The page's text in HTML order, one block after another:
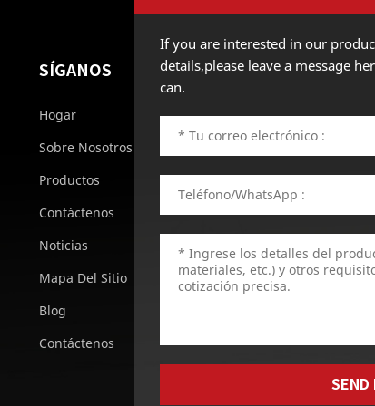
SÍGANOS
Hogar
Sobre Nosotros
Productos
Contáctenos
Noticias
Mapa Del Sitio
Blog
Contáctenos
If you are interested in our
details,please leave a message
can.
SEND